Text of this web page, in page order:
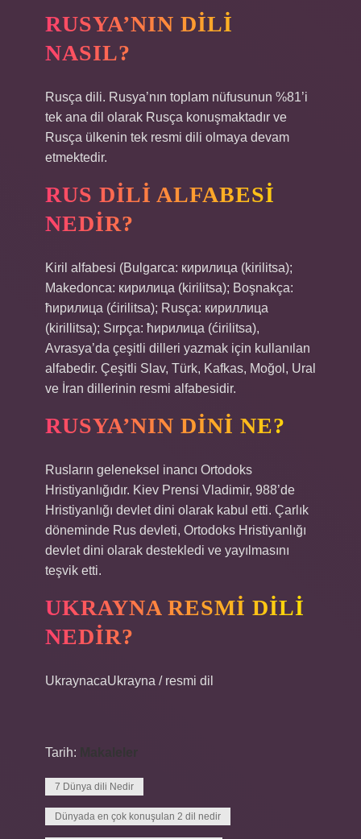
RUSYA’NIN DILI
NASIL?
Rusça dili. Rusya’nın toplam nüfusunun %81’i
tek ana dil olarak Rusça konuşmaktadır ve
Rusça ülkenin tek resmi dili olmaya devam
etmektedir.
RUS DILI ALFABESI
NEDIR?
Kiril alfabesi (Bulgarca: кирилица (kirilitsa);
Makedonca: кирилица (kirilitsa); Boşnakça:
ћирилица (ćirilitsa); Rusça: кириллица
(kirillitsa); Sırpça: ћирилица (ćirilitsa),
Avrasya’da çeşitli dilleri yazmak için kullanılan
alfabedir. Çeşitli Slav, Türk, Kafkas, Moğol, Ural
ve İran dillerinin resmi alfabesidir.
RUSYA’NIN DINI NE?
Rusların geleneksel inancı Ortodoks
Hristiyanlığıdır. Kiev Prensi Vladimir, 988’de
Hristiyanlığı devlet dini olarak kabul etti. Çarlık
döneminde Rus devleti, Ortodoks Hristiyanlığı
devlet dini olarak destekledi ve yayılmasını
teşvik etti.
UKRAYNA RESMI DILI
NEDIR?
UkraynacaUkrayna / resmi dil
Tarih:
7 Dünya dili Nedir
Dünyada en çok konuşulan 2 dil nedir